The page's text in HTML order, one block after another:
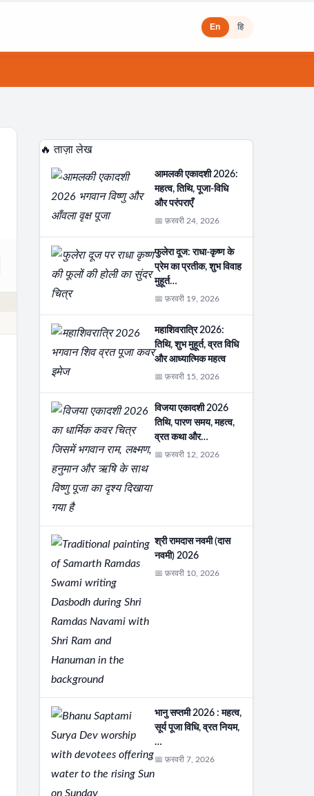
En हि
🔥 ताज़ा लेख
आमलकी एकादशी 2026:
महत्व, तिथि, पूजा-विधि
और परंपराएँ
📅 फ़रवरी 24, 2026
फुलेरा दूज: राधा-कृष्ण के
प्रेम का प्रतीक, शुभ विवाह
मुहूर्त…
📅 फ़रवरी 19, 2026
महाशिवरात्रि 2026:
तिथि, शुभ मुहूर्त, व्रत विधि
और आध्यात्मिक महत्व
📅 फ़रवरी 15, 2026
विजया एकादशी 2026
तिथि, पारण समय, महत्व,
व्रत कथा और…
📅 फ़रवरी 12, 2026
श्री रामदास नवमी (दास
नवमी) 2026
📅 फ़रवरी 10, 2026
भानु सप्तमी 2026 : महत्व,
सूर्य पूजा विधि, व्रत नियम,
…
📅 फ़रवरी 7, 2026